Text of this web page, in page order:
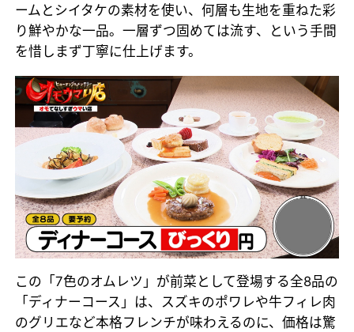
ームとシイタケの素材を使い、何層も生地を重ねた彩
り鮮やかな一品。一層ずつ固めては流す、という手間
を惜しまず丁寧に仕上げます。
この「7色のオムレツ」が前菜として登場する全8品の
「ディナーコース」は、スズキのポワレや牛フィレ肉
のグリエなど本格フレンチが味わえるのに、価格は驚